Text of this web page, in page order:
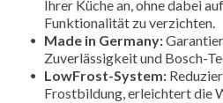
Ihrer Küche an, ohne dabei
Funktionalität zu verzichten.
Made in Germany:
Zuverlässigkeit und Bosch-
LowFrost-System:
Frostbildung, erleichtert die